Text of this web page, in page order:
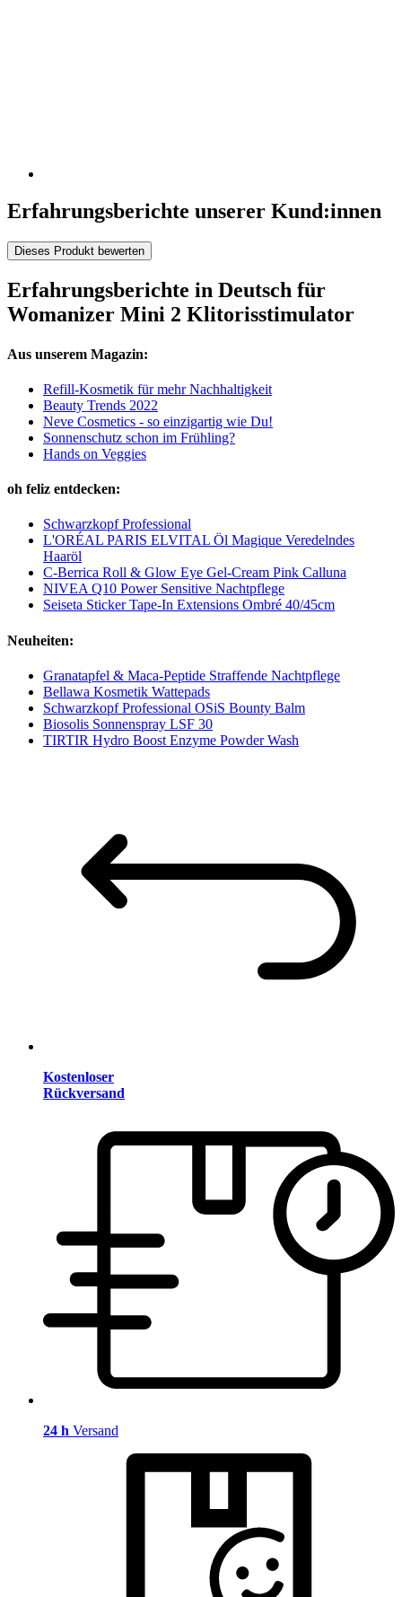
Erfahrungsberichte unserer Kund:innen
Dieses Produkt bewerten
Erfahrungsberichte in Deutsch für
Womanizer Mini 2 Klitorisstimulator
Aus unserem Magazin:
Refill-Kosmetik für mehr Nachhaltigkeit
Beauty Trends 2022
Neve Cosmetics - so einzigartig wie Du!
Sonnenschutz schon im Frühling?
Hands on Veggies
oh feliz entdecken:
Schwarzkopf Professional
L'ORÉAL PARIS ELVITAL Öl Magique Veredelndes
Haaröl
C-Berrica Roll & Glow Eye Gel-Cream Pink Calluna
NIVEA Q10 Power Sensitive Nachtpflege
Seiseta Sticker Tape-In Extensions Ombré 40/45cm
Neuheiten:
Granatapfel & Maca-Peptide Straffende Nachtpflege
Bellawa Kosmetik Wattepads
Schwarzkopf Professional OSiS Bounty Balm
Biosolis Sonnenspray LSF 30
TIRTIR Hydro Boost Enzyme Powder Wash
Kostenloser
Rückversand
24 h Versand